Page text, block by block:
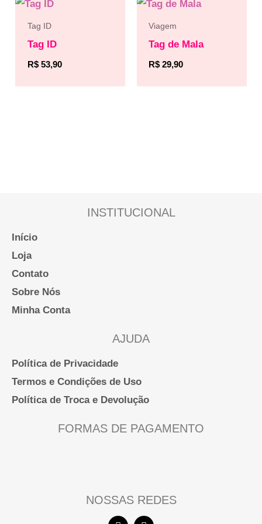
Tag ID
Tag ID
R$53,90
Viagem
Tag de Mala
R$ 29,90
INSTITUCIONAL
Início
Loja
Contato
Sobre Nós
Minha Conta
AJUDA
Política de Privacidade
Termos e Condições de Uso
Política de Troca e Devolução
FORMAS DE PAGAMENTO
NOSSAS REDES
F I